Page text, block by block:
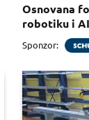
Osnovana
robotiku i AI
Sponzor: